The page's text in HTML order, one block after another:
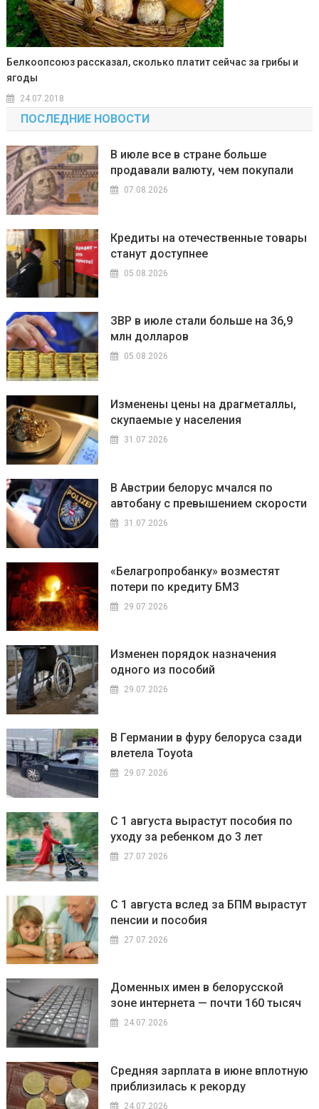
Белкоопсоюз рассказал, сколько платит сейчас за грибы и
ягоды
24.07.2018
ПОСЛЕДНИЕ НОВОСТИ
В июле все в стране больше
продавали валюту, чем покупали
07.08.2026
Кредиты на отечественные товары
станут доступнее
05.08.2026
ЗВР в июле стали больше на 36,9
млн долларов
05.08.2026
Изменены цены на драгметаллы,
скупаемые у населения
31.07.2026
В Австрии белорус мчался по
автобану с превышением скорости
31.07.2026
«Белагропробанку» возместят
потери по кредиту БМЗ
29.07.2026
Изменен порядок назначения
одного из пособий
29.07.2026
В Германии в фуру белоруса сзади
влетела Toyota
29.07.2026
С 1 августа вырастут пособия по
уходу за ребенком до 3 лет
27.07.2026
С 1 августа вслед за БПМ вырастут
пенсии и пособия
27.07.2026
Доменных имен в белорусской
зоне интернета — почти 160 тысяч
24.07.2026
Средняя зарплата в июне вплотную
приблизилась к рекорду
24.07.2026